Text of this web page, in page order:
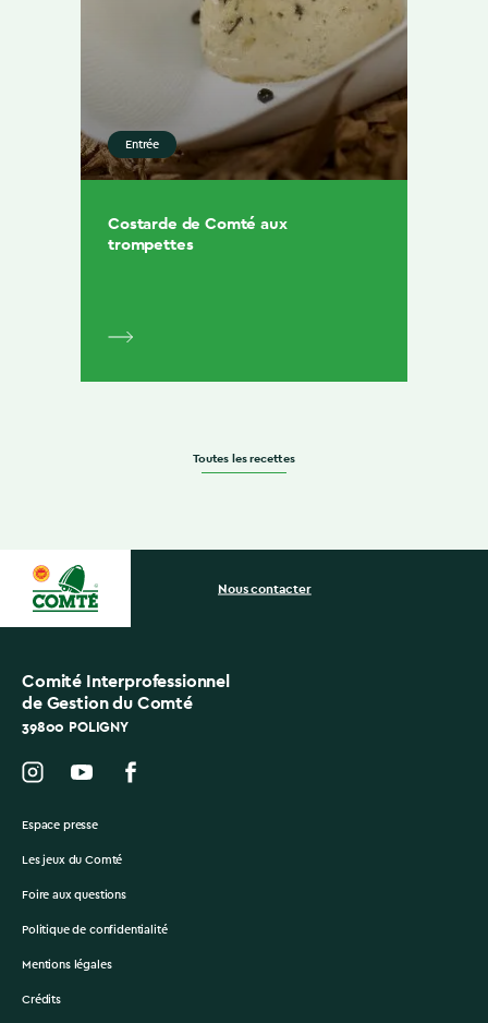
Entrée
Costarde de Comté aux
trompettes
Toutes les recettes
Comité Interprofessionnel
de Gestion du Comté
39800 POLIGNY
Nous contacter
Espace presse
Les jeux du Comté
Foire aux questions
Politique de confidentialité
Mentions légales
Crédits